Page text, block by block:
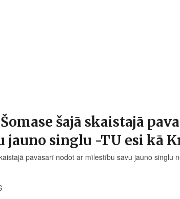
šajā skaistajā
jauno singlu -TU esi kā
pavasarī nodot ar mīlestību savu jauno singlu